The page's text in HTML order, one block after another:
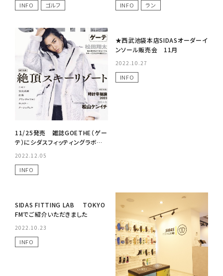
INFO ゴルフ INFO ラン
11/25発売 雑誌GOETHE（ゲー
テ）にシダスフィッティングラボが
掲載されました
2022.12.05
INFO
★西武池袋本店SIDASオーダーイ
ンソール販売会 11月
2022.10.27
INFO
SIDAS FITTING LAB TOKYO
FMでご紹介いただきました
2022.10.23
INFO